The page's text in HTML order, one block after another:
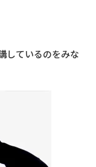
しているのをみな